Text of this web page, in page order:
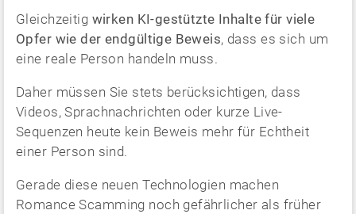
Gleichzeitig wirken KI-gestützte Inhalte für viele
Opfer wie der endgültige Beweis, dass es sich um
eine reale Person handeln muss.
Daher müssen Sie stets berücksichtigen, dass
Videos, Sprachnachrichten oder kurze Live-
Sequenzen heute kein Beweis mehr für Echtheit
einer Person sind.
Gerade diese neuen Technologien machen
Romance Scamming noch gefährlicher als früher